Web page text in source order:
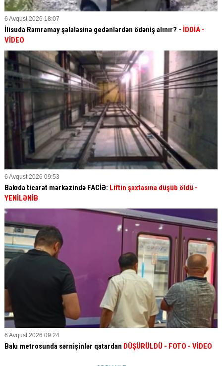
6 Avqust 2026 18:07
İlisuda Ramramay şəlaləsinə gedənlərdən ödəniş alınır? - İDDİA -
VİDEO
6 Avqust 2026 09:53
Bakıda ticarət mərkəzində FACİƏ: Liftin şaxtasına düşüb öldü -
YENİLƏNİB
6 Avqust 2026 09:24
Bakı metrosunda sərnişinlər qatardan DÜŞÜRÜLDÜ - FOTO - VİDEO